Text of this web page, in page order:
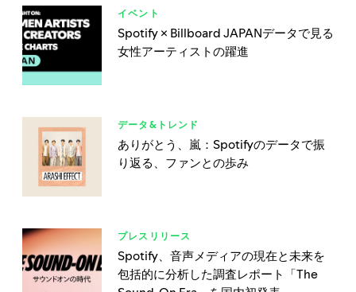
イベント
Spotify × Billboard JAPANデータで見る
女性アーティストの躍進
データ&トレンド
ありがとう、嵐：Spotifyのデータで振
り返る、ファンとの歩み
プレスリリース
Spotify、音声メディアの現在と未来を
包括的に分析した調査レポート「The